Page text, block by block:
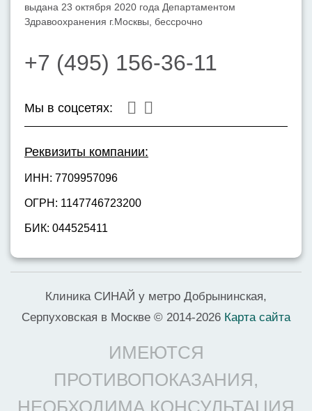
выдана 23 октября 2020 года Департаментом
Здравоохранения г.Москвы, бессрочно
+7 (495) 156-36-11
Мы в соцсетях:
Реквизиты компании:
ИНН: 7709957096
ОГРН: 1147746723200
БИК: 044525411
Клиника СИНАЙ у метро Добрынинская,
Серпуховская в Москве © 2014-2026 Карта сайта
ИМЕЮТСЯ
ПРОТИВОПОКАЗАНИЯ,
НЕОБХОДИМА КОНСУЛЬТАЦИЯ